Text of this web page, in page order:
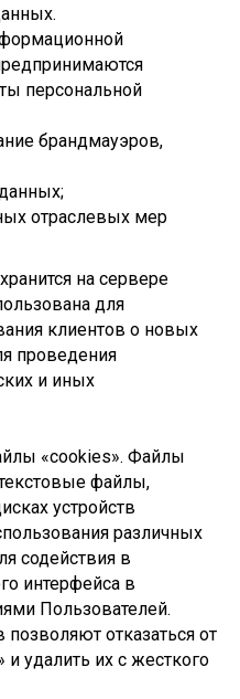
персональной
брандмауэров,
отраслевых мер
на сервере
для
клиентов о новых
проведения
и иных
«cookies». Файлы
файлы,
устройств
различных
содействия в
интерфейса в
Пользователей.
отказаться от
удалить их с жесткого